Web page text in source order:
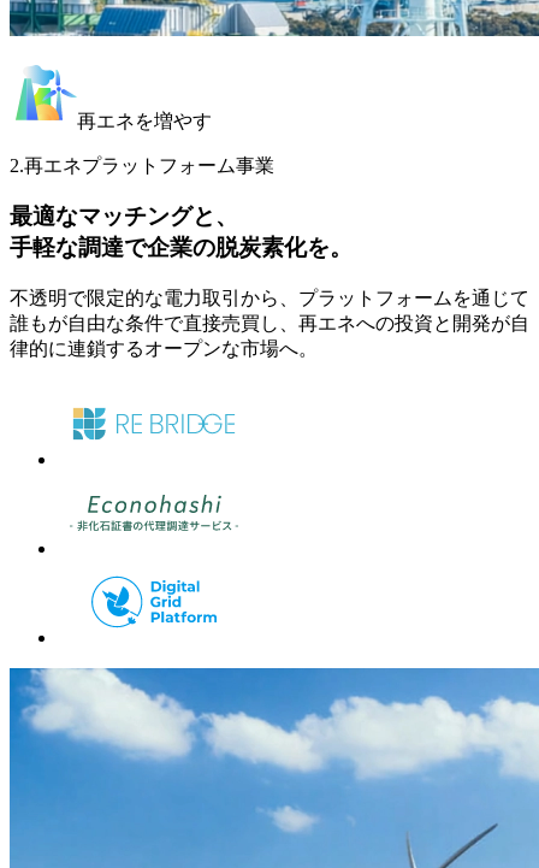
再エネを増やす
2.再エネプラットフォーム事業
最適なマッチングと、
手軽な調達で企業の脱炭素化を。
不透明で限定的な電力取引から、プラットフォームを通じて
誰もが自由な条件で直接売買し、再エネへの投資と開発が自
律的に連鎖するオープンな市場へ。